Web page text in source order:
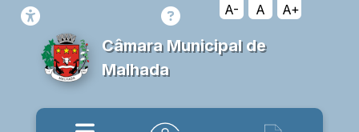
A- A A+
Câmara Municipal de
Malhada